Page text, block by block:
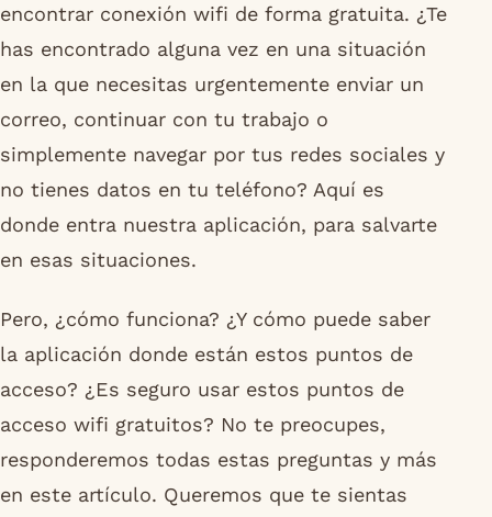
encontrar conexión wifi de forma gratuita. ¿Te
has encontrado alguna vez en una situación
en la que necesitas urgentemente enviar un
correo, continuar con tu trabajo o
simplemente navegar por tus redes sociales y
no tienes datos en tu teléfono? Aquí es
donde entra nuestra aplicación, para salvarte
en esas situaciones.
Pero, ¿cómo funciona? ¿Y cómo puede saber
la aplicación donde están estos puntos de
acceso? ¿Es seguro usar estos puntos de
acceso wifi gratuitos? No te preocupes,
responderemos todas estas preguntas y más
en este artículo. Queremos que te sientas